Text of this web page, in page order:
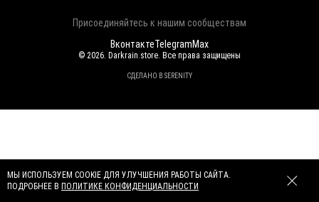
Присоединяйтесь к нашим сообществам
ВконтактеTelegramMax
© 2026. Darkrain.store. Все права защищены
СДЕЛАНО В SERENITY
МЫ ИСПОЛЬЗУЕМ COOKIE ДЛЯ УЛУЧШЕНИЯ РАБОТЫ САЙТА.
ПОДРОБНЕЕ В ПОЛИТИКЕ КОНФИДЕНЦИАЛЬНОСТИ